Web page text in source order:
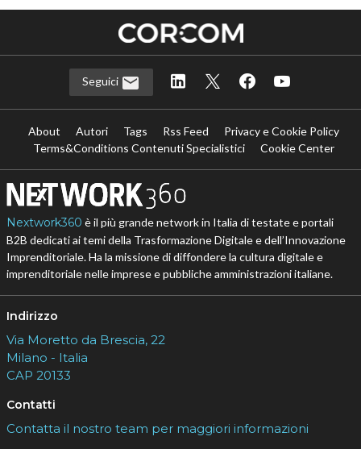
Seguici
About Autori Tags Rss Feed
Privacy e Cookie Policy
Terms&Conditions Contenuti Specialistici
Cookie Center
Nextwork360 è il più grande network in Italia di testate e portali
B2B dedicati ai temi della Trasformazione Digitale e dell’Innovazione
Imprenditoriale. Ha la missione di diffondere la cultura digitale e
imprenditoriale nelle imprese e pubbliche amministrazioni italiane.
Indirizzo
Via Moretto da Brescia, 22
Milano - Italia
CAP 20133
Contatti
Contatta il nostro team per maggiori informazioni